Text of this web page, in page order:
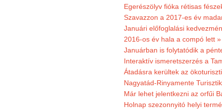
Egerészölyv fióka rétisas
Szavazzon a 2017-es év
Januári előfoglalási
2016-os év hala a compó lett »
Januárban is folytatódik a
Interaktív ismeretszerzés a
Átadásra kerültek az
Nagyatád-Rinyamente
Már lehet jelentkezni az orfűi
Holnap szezonnyitó helyi